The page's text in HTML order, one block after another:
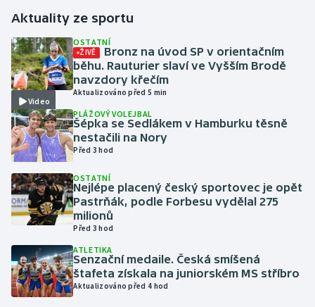
Golf
Gymnastika
Házená
Jezdectví
Judo
Krasobruslení
Lezení
Lyže a snowboard
Moderní pětiboj
Aktuality ze sportu
Video
OSTATNÍ
ŽIVĚ
Bronz na úvod SP v orientačním
běhu. Rauturier slaví ve Vyšším Brodě
navzdory křečím
Aktualizováno před 5 min
PLÁŽOVÝ VOLEJBAL
Šépka se Sedlákem v Hamburku těsně
nestačili na Nory
Před 3 hod
OSTATNÍ
Nejlépe placený český sportovec je opět
Pastrňák, podle Forbesu vydělal 275
milionů
Před 3 hod
ATLETIKA
Senzační medaile. Česká smíšená
štafeta získala na juniorském MS stříbro
Aktualizováno před 4 hod